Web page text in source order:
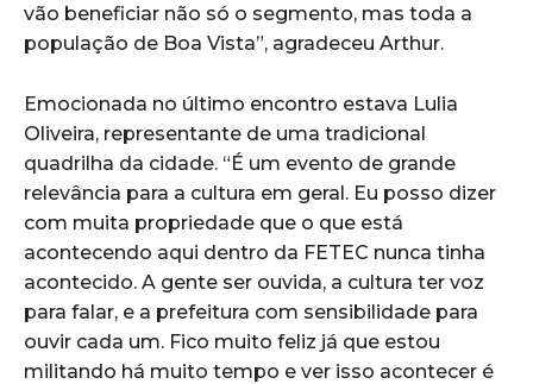
vão beneficiar não só o segmento, mas toda a
população de Boa Vista”, agradeceu Arthur.
Emocionada no último encontro estava Lulia
Oliveira, representante de uma tradicional
quadrilha da cidade. “É um evento de grande
relevância para a cultura em geral. Eu posso dizer
com muita propriedade que o que está
acontecendo aqui dentro da FETEC nunca tinha
acontecido. A gente ser ouvida, a cultura ter voz
para falar, e a prefeitura com sensibilidade para
ouvir cada um. Fico muito feliz já que estou
militando há muito tempo e ver isso acontecer é